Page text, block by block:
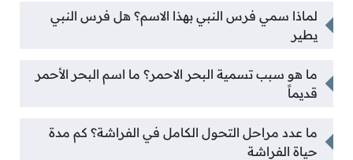
لماذا سمي فرس النبي بهذا الاسم؟ هل فرس النبي
يطير
ما هو سبب تسمية البحر الاحمر؟ ما اسم البحر الأحمر
قديماً
ما عدد مراحل التحول الكامل في الفراشة؟ كم مدة
حياة الفراشة